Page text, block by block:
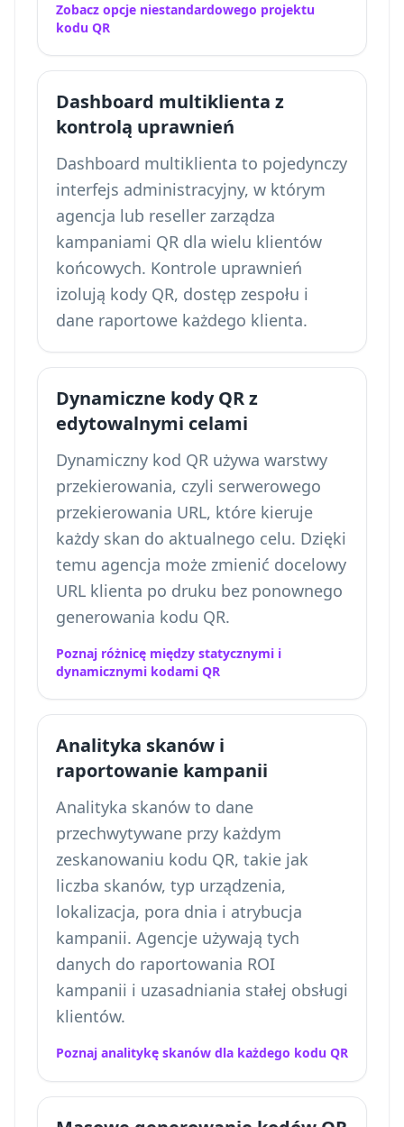
Zobacz opcje niestandardowego projektu
kodu QR
Dashboard multiklienta z
kontrolą uprawnień
Dashboard multiklienta to pojedynczy
interfejs administracyjny, w którym
agencja lub reseller zarządza
kampaniami QR dla wielu klientów
końcowych. Kontrole uprawnień
izolują kody QR, dostęp zespołu i
dane raportowe każdego klienta.
Dynamiczne kody QR z
edytowalnymi celami
Dynamiczny kod QR używa warstwy
przekierowania, czyli serwerowego
przekierowania URL, które kieruje
każdy skan do aktualnego celu. Dzięki
temu agencja może zmienić docelowy
URL klienta po druku bez ponownego
generowania kodu QR.
Poznaj różnicę między statycznymi i
dynamicznymi kodami QR
Analityka skanów i
raportowanie kampanii
Analityka skanów to dane
przechwytywane przy każdym
zeskanowaniu kodu QR, takie jak
liczba skanów, typ urządzenia,
lokalizacja, pora dnia i atrybucja
kampanii. Agencje używają tych
danych do raportowania ROI
kampanii i uzasadniania stałej obsługi
klientów.
Poznaj analitykę skanów dla każdego kodu QR